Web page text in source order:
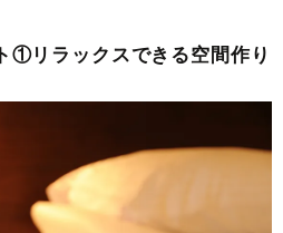
①リラックスできる空間作り